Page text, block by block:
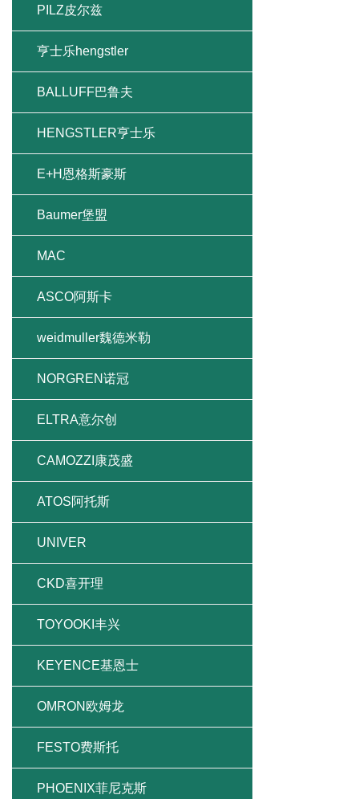
PILZ皮尔兹
亨士乐hengstler
BALLUFF巴鲁夫
HENGSTLER亨士乐
E+H恩格斯豪斯
Baumer堡盟
MAC
ASCO阿斯卡
weidmuller魏德米勒
NORGREN诺冠
ELTRA意尔创
CAMOZZI康茂盛
ATOS阿托斯
UNIVER
CKD喜开理
TOYOOKI丰兴
KEYENCE基恩士
OMRON欧姆龙
FESTO费斯托
PHOENIX菲尼克斯